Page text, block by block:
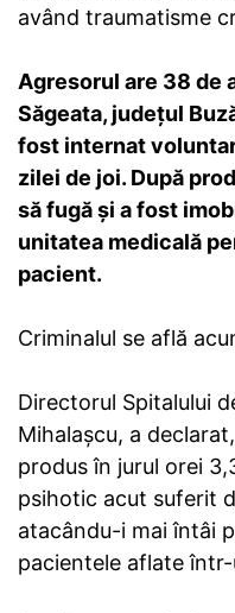
având traumatisme
Agresorul are 38 de
Săgeata, judeţul
fost internat
zilei de joi. După
să fugă şi a fost
unitatea medicală
pacient.
Criminalul se află
Directorul Spitalului
Mihalaşcu, a
produs în jurul orei
psihotic acut suferit
atacându-i mai întâi
pacientele aflate